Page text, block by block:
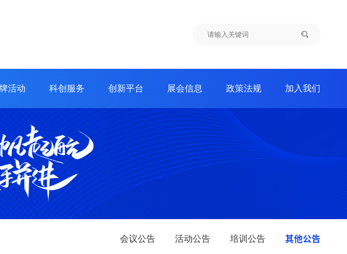
活动 科创服务 创新平台 展会信息 政策法规 加入我们
会议公告 活动公告 培训公告 其他公告